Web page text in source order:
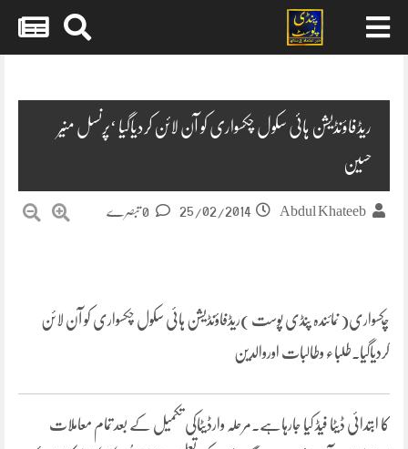
ریڈفاؤنڈیشن ہائی سکول چکسواری کو آن لائن کردیاگیا ‘پرنسل منیر
حسین
Abdul Khateeb
25/02/2014
چکسواری( نمائندہ پنڈی پوست )ریڈفاؤنڈیشن ہائی سکول چکسواری کو آن لائن
کردیاگیا۔طلباء وطالبات اوروالدین
کا ابتدائی ڈیٹا فیڈ کیا جارہاہے۔مرحلہ وارڈیٹاکی تکمیل کے بعد تمام معاملات